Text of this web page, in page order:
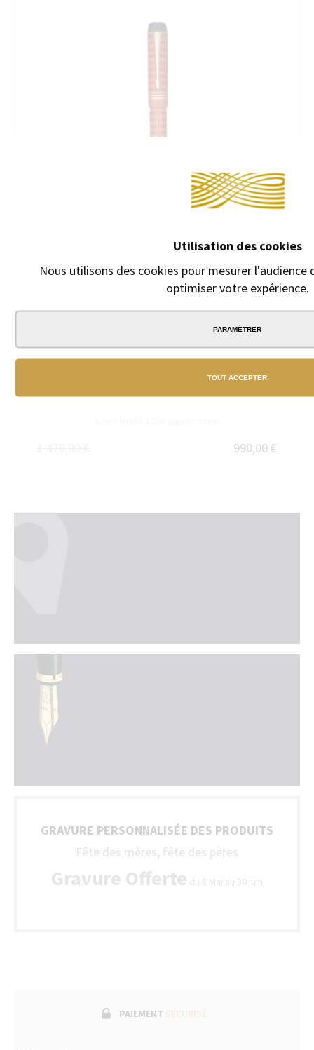
Utilisation des cookies
Nous utilisons des cookies pour mesurer
optimiser votre expérience.
PARAMÉTRER
TOUT ACCEPTER
ANNIVERSAIRE
990,00 €
GRAVURE PERSONNALISÉE DES PRODUITS
Fête des mères, fête des pères
Gravure Offerte du 8 Mai au 30 juin
PAIEMENT SÉCURISÉ